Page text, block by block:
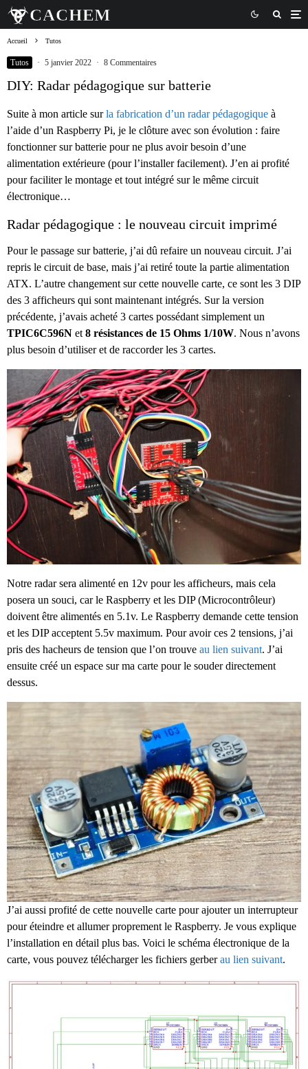
Accueil Tutos
Tutos · 5 janvier 2022 · 8 Commentaires
DIY: Radar pédagogique sur batterie
Suite à mon article surla fabrication d’un radar pédagogique à
l’aide d’un Raspberry Pi, je le clôture avec son évolution : faire
fonctionner sur batterie pour ne plus avoir besoin d’une
alimentation extérieure (pour l’installer facilement). J’en ai profité
pour faciliter le montage et tout intégré sur le même circuit
électronique…
Radar pédagogique : le nouveau circuit imprimé
Pour le passage sur batterie, j’ai dû refaire un nouveau circuit. J’ai
repris le circuit de base, mais j’ai retiré toute la partie alimentation
ATX. L’autre changement sur cette nouvelle carte, ce sont les 3 DIP
des 3 afficheurs qui sont maintenant intégrés. Sur la version
précédente, j’avais acheté 3 cartes possédant simplement un
TPIC6C596N et 8 résistances de 15 Ohms 1/10W. Nous n’avons
plus besoin d’utiliser et de raccorder les 3 cartes.
Notre radar sera alimenté en 12v pour les afficheurs, mais cela
posera un souci, car le Raspberry et les DIP (Microcontrôleur)
doivent être alimentés en 5.1v. Le Raspberry demande cette tension
et les DIP acceptent 5.5v maximum. Pour avoir ces 2 tensions, j’ai
pris des hacheurs de tension que l’on trouve au lien suivant. J’ai
ensuite créé un espace sur ma carte pour le souder directement
dessus.
J’ai aussi profité de cette nouvelle carte pour ajouter un interrupteur
pour éteindre et allumer proprement le Raspberry. Je vous explique
l’installation en détail plus bas. Voici le schéma électronique de la
carte, vous pouvez télécharger les fichiers gerberau lien suivant.